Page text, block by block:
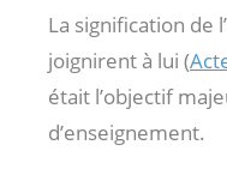
La signification de
joignirent à lui (
était l’objectif
d’enseignement.